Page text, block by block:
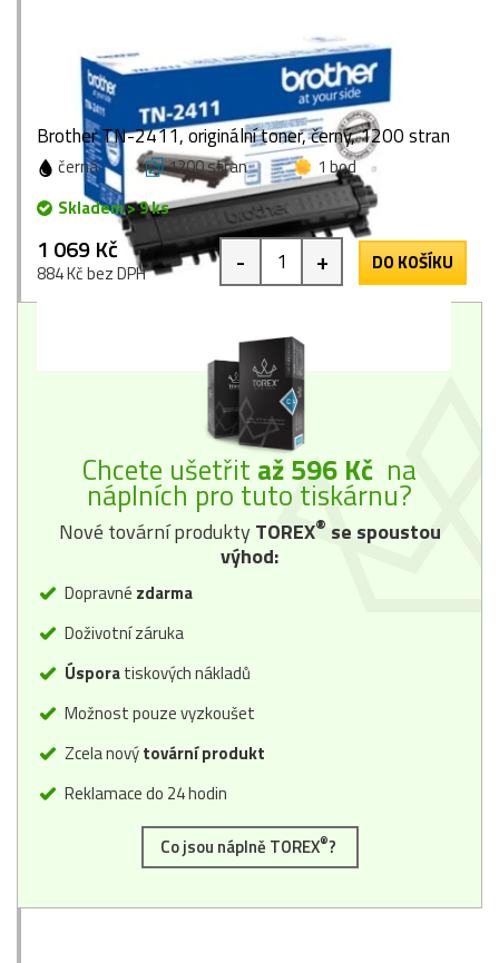
Brother TN-2411, originální toner, černý, 1200 stran
černá 1200 stran
1 bod
Skladem > 9 ks
1 069 Kč
884 Kč bez DPH - + DO KOŠÍKU
Chcete ušetřit až 596 Kč na
náplních pro tuto tiskárnu?
Nové tovární produktyTOREX® se spoustou
výhod:
Dopravné zdarma
Doživotní záruka
Úsporatiskových nákladů
Možnost pouze vyzkoušet
Zcela novýtovární produkt
Reklamace do 24 hodin
Co jsou náplně TOREX®?